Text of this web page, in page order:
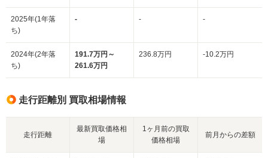
2025年(1年落
ち)
- - -
2024年(2年落
ち)
191.7万円～
261.6万円
236.8万円 -10.2万円
走行距離別 買取相場情報
走行距離
最新買取価格相
場
1ヶ月前の買取
価格相場
前月からの差額